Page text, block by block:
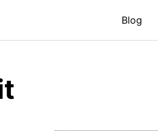
Blog